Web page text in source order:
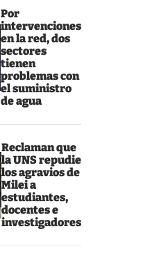
Por
intervenciones
en la red, dos
sectores
tienen
problemas con
el suministro
de agua
Reclaman que
la UNS repudie
los agravios de
Milei a
estudiantes,
docentes e
investigadores